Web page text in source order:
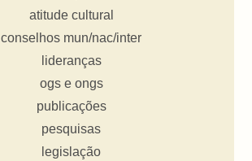
atitude cultural
conselhos mun/nac/inter
lideranças
ogs e ongs
publicações
pesquisas
legislação